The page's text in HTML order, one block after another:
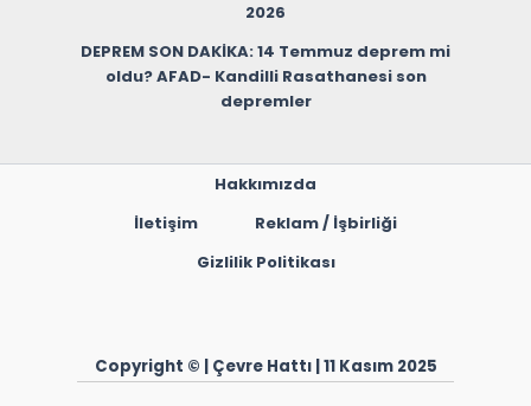
2026
DEPREM SON DAKİKA: 14 Temmuz deprem mi
oldu? AFAD- Kandilli Rasathanesi son
depremler
Hakkımızda
İletişim
Reklam / İşbirliği
Gizlilik Politikası
Copyright © | Çevre Hattı | 11 Kasım 2025